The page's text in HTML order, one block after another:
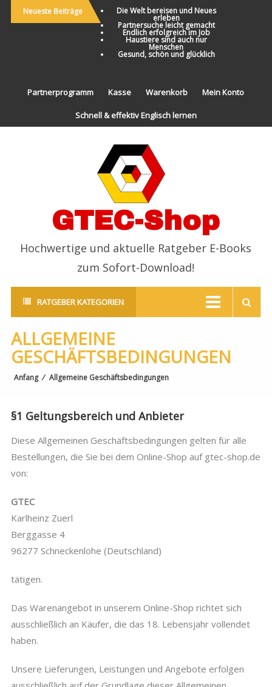
Neueste Beiträge Die Welt bereisen und Neues
erleben
Partnersuche leicht gemacht
Endlich erfolgreich im Job
Haustiere sind auch nur
Menschen
Gesund, schön und glücklich
Partnerprogramm Kasse Warenkorb Mein Konto
Schnell & effektiv Englisch lernen
GTEC-Shop
Hochwertige und aktuelle Ratgeber E-Books
zum Sofort-Download!
RATGEBER KATEGORIEN
ALLGEMEINE
GESCHÄFTSBEDINGUNGEN
Anfang ⁄ Allgemeine Geschäftsbedingungen
§1 Geltungsbereich und Anbieter
Diese Allgemeinen Geschäftsbedingungen gelten für alle
Bestellungen, die Sie bei dem Online-Shop auf gtec-shop.de
von:
GTEC
Karlheinz Zuerl
Berggasse 4
96277 Schneckenlohe (Deutschland)
tätigen.
Das Warenangebot in unserem Online-Shop richtet sich
ausschließlich an Käufer, die das 18. Lebensjahr vollendet
haben.
Unsere Lieferungen, Leistungen und Angebote erfolgen